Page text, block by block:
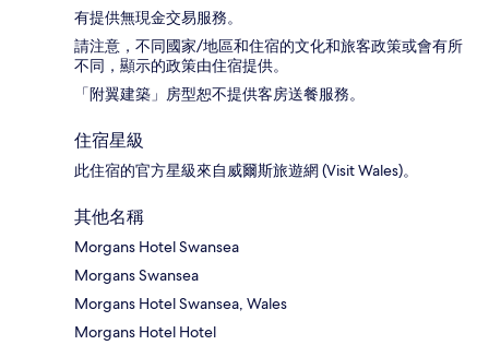
有提供無現金交易服務。
請注意，不同國家/地區和住宿的文化和旅客政策或會有所
不同，顯示的政策由住宿提供。
「附翼建築」房型恕不提供客房送餐服務。
住宿星級
此住宿的官方星級來自威爾斯旅遊網 (Visit Wales)。
其他名稱
Morgans Hotel Swansea
Morgans Swansea
Morgans Hotel Swansea, Wales
Morgans Hotel Hotel